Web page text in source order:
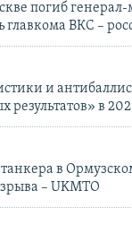
погиб
главкома ВКС –
и
в
в
– UKMTO